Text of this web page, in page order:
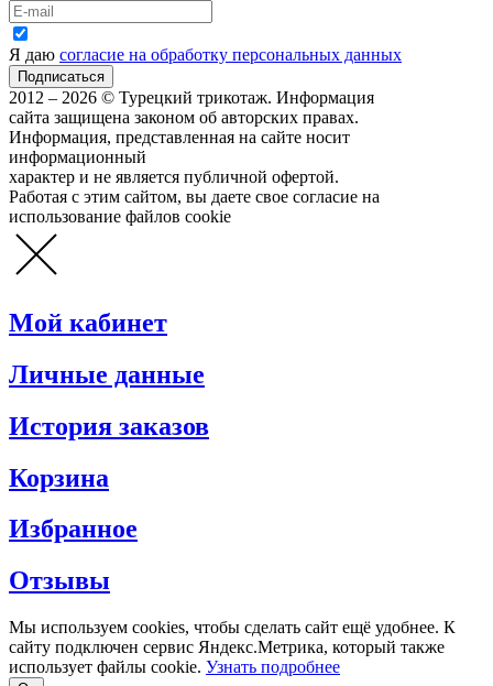
Я даю согласие на обработку персональных данных
2012 – 2026 © Турецкий трикотаж. Информация
сайта защищена законом об авторских правах.
Информация, представленная на сайте носит
информационный
характер и не является публичной офертой.
Работая с этим сайтом, вы даете свое согласие на
использование файлов cookie
Мой кабинет
Личные данные
История заказов
Корзина
Избранное
Отзывы
Мы используем cookies, чтобы сделать сайт ещё удобнее. К
сайту подключен сервис Яндекс.Метрика, который также
использует файлы cookie. Узнать подробнее